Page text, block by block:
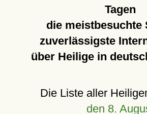
Tagen
die meistbesuchte
zuverlässigste
über Heilige in
Die Liste aller
den 8.